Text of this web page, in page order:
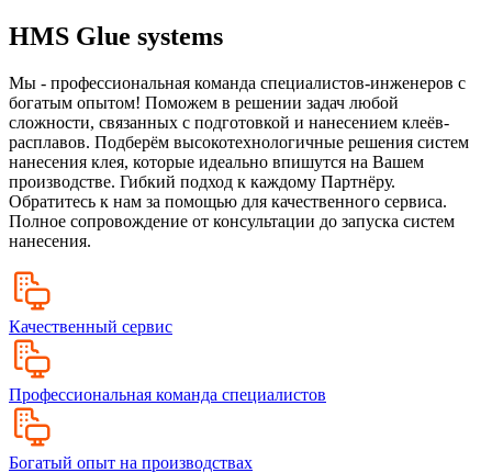
HMS Glue systems
Мы - профессиональная команда специалистов-инженеров с
богатым опытом! Поможем в решении задач любой
сложности, связанных с подготовкой и нанесением клеёв-
расплавов. Подберём высокотехнологичные решения систем
нанесения клея, которые идеально впишутся на Вашем
производстве. Гибкий подход к каждому Партнёру.
Обратитесь к нам за помощью для качественного сервиса.
Полное сопровождение от консультации до запуска систем
нанесения.
Качественный сервис
Профессиональная команда специалистов
Богатый опыт на производствах